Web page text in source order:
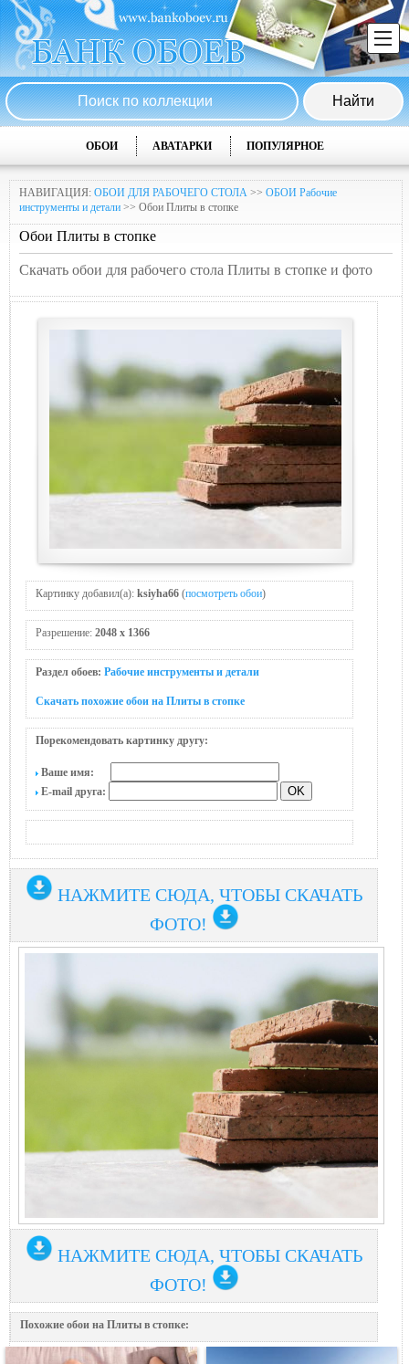
ОБОИ АВАТАРКИ ПОПУЛЯРНОЕ
НАВИГАЦИЯ: ОБОИ ДЛЯ РАБОЧЕГО СТОЛА >> ОБОИ Рабочие
инструменты и детали >> Обои Плиты в стопке
Обои Плиты в стопке
Скачать обои для рабочего стола Плиты в стопке и фото
Картинку добавил(а): ksiyha66 (посмотреть обои)
Разрешение: 2048 x 1366
Раздел обоев: Рабочие инструменты и детали
Скачать похожие обои на Плиты в стопке
Порекомендовать картинку другу:
Ваше имя:
E-mail друга:
НАЖМИТЕ СЮДА, ЧТОБЫ СКАЧАТЬ
ФОТО!
НАЖМИТЕ СЮДА, ЧТОБЫ СКАЧАТЬ
ФОТО!
Похожие обои на Плиты в стопке: